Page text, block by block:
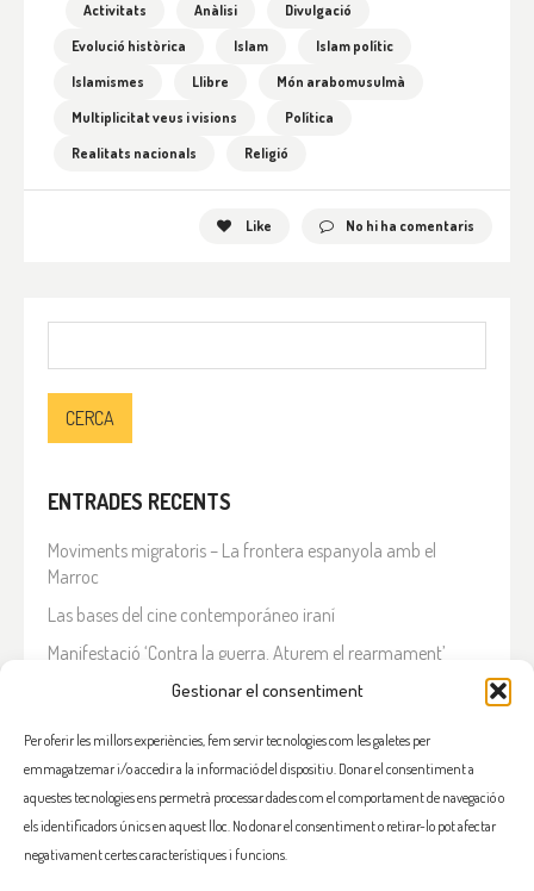
Gestionar el consentiment
Per oferir les millors experiències, fem servir tecnologies com les galetes per
emmagatzemar i/o accedir a la informació del dispositiu. Donar el consentiment a
aquestes tecnologies ens permetrà processar dades com el comportament de navegació o
els identificadors únics en aquest lloc. No donar el consentiment o retirar-lo pot afectar
negativament certes característiques i funcions.
Activitats Anàlisi
Divulgació
Evolució històrica
Islam
Islam polític
Islamismes
Llibre
Món arabomusulmà
Multiplicitat veus i visions
Política
Realitats nacionals
Religió
Like No hi ha comentaris
ENTRADES RECENTS
Moviments migratoris – La frontera espanyola amb el
Marroc
Las bases del cine contemporáneo iraní
Manifestació ‘Contra la guerra. Aturem el rearmament’
En solidaritat amb el Líban
Què està passant a l’Iran?
COMENTARIS RECENTS